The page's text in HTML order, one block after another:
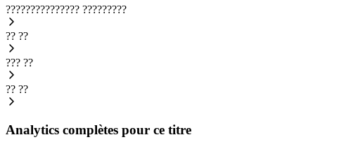
??????????????? ?????????
?? ??
??? ??
?? ??
Analytics complètes pour ce titre